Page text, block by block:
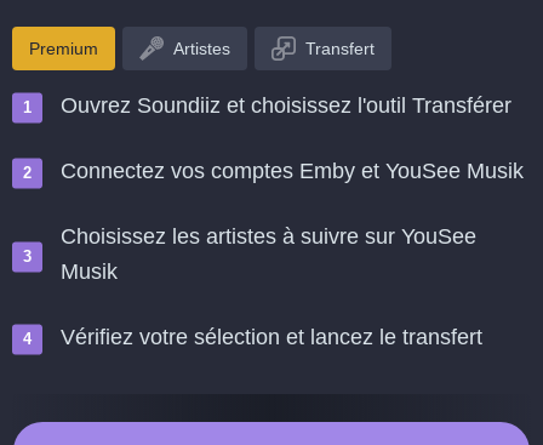
Premium Artistes Transfert
Ouvrez Soundiiz et choisissez l'outil Transférer
Connectez vos comptes Emby et YouSee Musik
Choisissez les artistes à suivre sur YouSee
Musik
Vérifiez votre sélection et lancez le transfert